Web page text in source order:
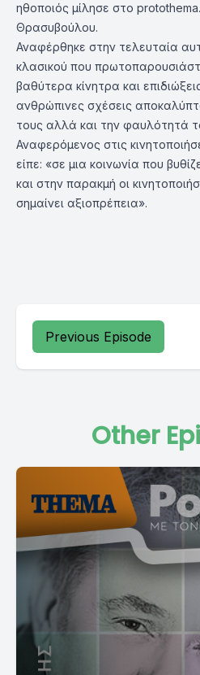
ηθοποιός μίλησε στο
Θρασυβούλου.
Αναφέρθηκε στην τελευταία
κλασικού που
βαθύτερα κίνητρα και
ανθρώπινες σχέσεις
τους αλλά και την φαυλότητά
Αναφερόμενος στις
είπε: «σε μια κοινωνία που
και στην παρακμή οι
σημαίνει αξιοπρέπεια».
Previous Episode
Other